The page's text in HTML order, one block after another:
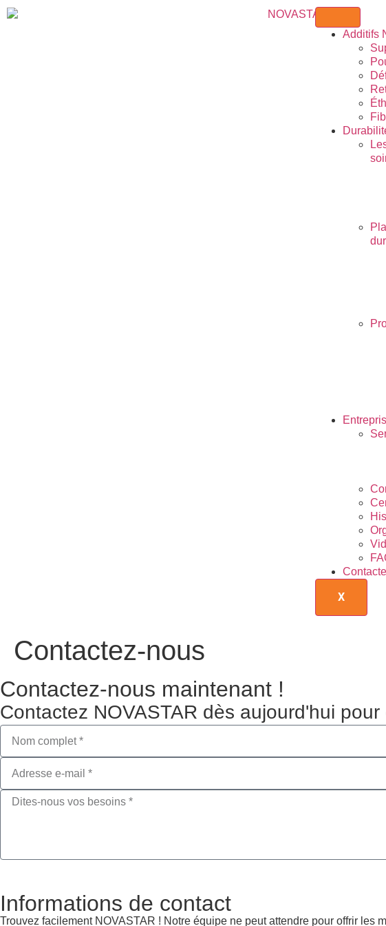
Additifs
X
Contactez-nous
Contactez-nous maintenant !
Contactez NOVASTAR dès aujourd'hui
Informations de contact
Trouvez facilement NOVASTAR ! Notre équipe ne peut attendre pour offrir les